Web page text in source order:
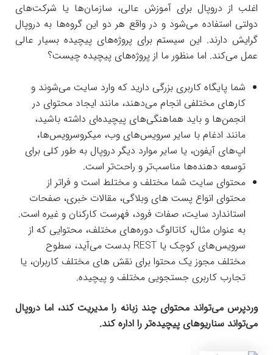
اغلب از دروپال برای آموزش عالی، سازمان‌ها یا شرکت‌های
دولتی استفاده می‌شود و در واقع هر دو این گروه‌ها به دروپال
گرایش دارند. این سیستم برای پروژه‌های پیچیده بسیار عالی
عمل می‌کند. اما منظور ما از پروژه‌های پیچیده چیست؟
شما پایگاه کاربری بزرگی دارید که وارد سایت می‌شوند و
کارهای مختلفی انجام می‌دهند، مانند ایجاد محتوای در
انجمن‌ها و باید هماهنگی‌های پیچیده‌ای داشته باشید،
مانند ادغام با سایر سرویس‌های وب، میکروسرویس‌ها،
اپ‌های آیفون، یا سایر موارد دیگر دروپال به طور کلی برای
توسعه دهنده‌ها مناسب‌تر و راحت‌تر است.
محتوای سایت شما مختلف و مختلط است و فراتر از
محتوای انواع پست های وبلاگی، مقالات خبری، صفحات
استاندارد سایت، صفات فرود، فهرست کارکنان و غیره است.
به عنوان مثال، کاتالوگ دوره‌های مختلف، محتوایی که از
سرویس‌های کوچک یا REST بدست می‌آید، سطوح
مختلف مجوز یک محتوا برای نقش های مختلف کاربران، یا
تجارب کاربری جستجویی مختلف و پیچیده.
وردپرس می‌تواند محتوای چند زبانه را مدیریت کند، اما دروپال
می‌تواند سناریوهای پیچیده‌تر را اداره کند.